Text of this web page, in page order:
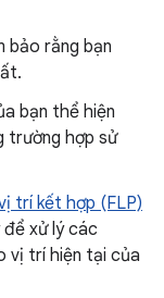
bảo rằng bạn
bạn thể hiện
trường hợp sử
trí kết hợp (FLP)
xử lý các
vị trí hiện tại của